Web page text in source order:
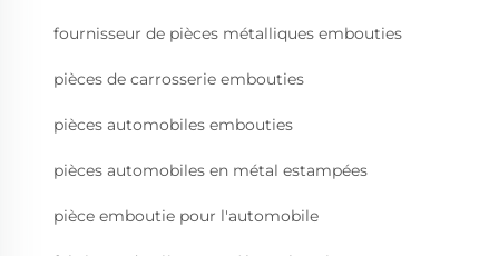
fournisseur de pièces métalliques embouties
pièces de carrosserie embouties
pièces automobiles embouties
pièces automobiles en métal estampées
pièce emboutie pour l'automobile